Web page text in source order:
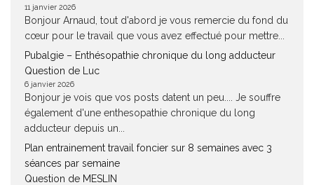
11 janvier 2026
Bonjour Arnaud, tout d'abord je vous remercie du fond du
cœur pour le travail que vous avez effectué pour mettre...
Pubalgie – Enthésopathie chronique du long adducteur
Question de Luc
6 janvier 2026
Bonjour je vois que vos posts datent un peu.... Je souffre
également d'une enthesopathie chronique du long
adducteur depuis un...
Plan entrainement travail foncier sur 8 semaines avec 3
séances par semaine
Question de MESLIN